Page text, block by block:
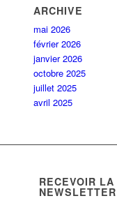
ARCHIVE
mai 2026
février 2026
janvier 2026
octobre 2025
juillet 2025
avril 2025
RECEVOIR LA
NEWSLETTER